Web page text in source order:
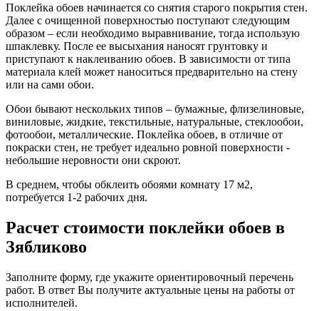
Поклейка обоев начинается со снятия старого покрытия стен.
Далее с очищенной поверхностью поступают следующим
образом – если необходимо выравнивание, тогда использую
шпаклевку. После ее высыхания наносят грунтовку и
приступают к наклеиванию обоев. В зависимости от типа
материала клей может наноситься предварительно на стену
или на сами обои.
Обои бывают нескольких типов – бумажные, флизелиновые,
виниловые, жидкие, текстильные, натуральные, стеклообои,
фотообои, металлические. Поклейка обоев, в отличие от
покраски стен, не требует идеально ровной поверхности -
небольшие неровности они скроют.
В среднем, чтобы обклеить обоями комнату 17 м2,
потребуется 1-2 рабочих дня.
Расчет стоимости поклейки обоев в
Зябликово
Заполните форму, где укажите ориентировочный перечень
работ. В ответ Вы получите актуальные цены на работы от
исполнителей.